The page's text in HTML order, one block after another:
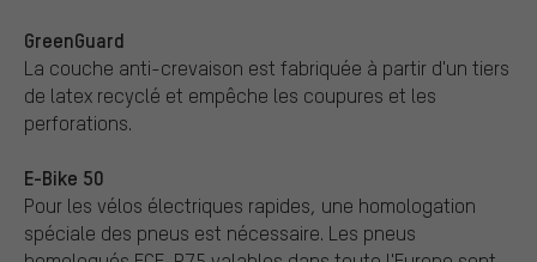
GreenGuard
La couche anti-crevaison est fabriquée à partir d'un tiers
de latex recyclé et empêche les coupures et les
perforations.
E-Bike 50
Pour les vélos électriques rapides, une homologation
spéciale des pneus est nécessaire. Les pneus